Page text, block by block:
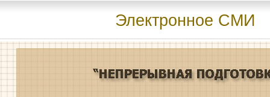
Электронное СМИ